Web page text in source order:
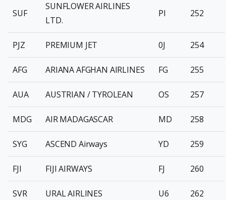
SUF
SUNFLOWER AIRLINES
LTD.
PI 252
PJZ PREMIUM JET 0J 254
AFG ARIANA AFGHAN AIRLINES FG 255
AUA AUSTRIAN / TYROLEAN OS 257
MDG AIR MADAGASCAR MD 258
SYG ASCEND Airways YD 259
FJI FIJI AIRWAYS FJ 260
SVR URAL AIRLINES U6 262